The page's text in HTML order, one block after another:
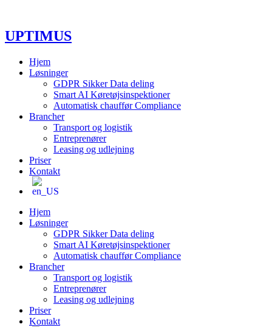
indhold
UPTIMUS
Hjem
Løsninger
GDPR Sikker Data deling
Smart AI Køretøjsinspektioner
Automatisk chauffør Compliance
Brancher
Transport og logistik
Entreprenører
Leasing og udlejning
Priser
Kontakt
Hjem
Løsninger
GDPR Sikker Data deling
Smart AI Køretøjsinspektioner
Automatisk chauffør Compliance
Brancher
Transport og logistik
Entreprenører
Leasing og udlejning
Priser
Kontakt